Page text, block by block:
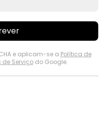
e aplicam-se a Política de
de Serviçodo Google.